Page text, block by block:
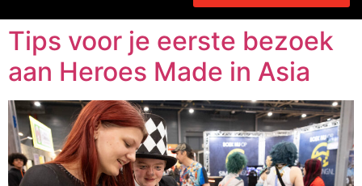
Tips voor je eerste bezoek
aan Heroes Made in Asia